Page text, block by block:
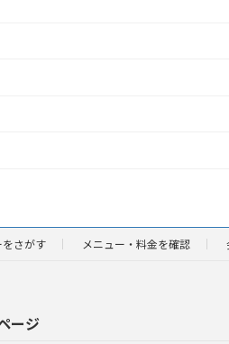
さがす メニュー・料金を確認
ージ